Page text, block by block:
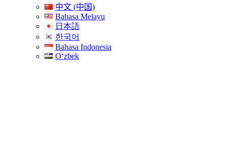
中文 (中国)
Bahasa Melayu
日本語
한국어
Bahasa Indonesia
Oʻzbek